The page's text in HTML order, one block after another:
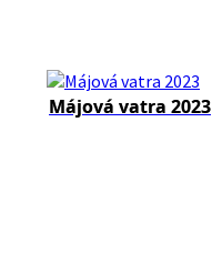
Májová vatra 2023